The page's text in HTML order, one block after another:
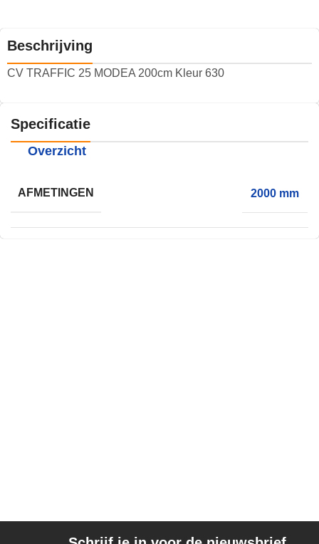
Beschrijving
CV TRAFFIC 25 MODEA 200cm Kleur 630
Specificatie
Overzicht
AFMETINGEN 2000 mm